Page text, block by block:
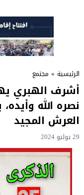
الرئيسية » مجتمع
أشرف الهبري
العرش المجيد
29 يوليو 2024